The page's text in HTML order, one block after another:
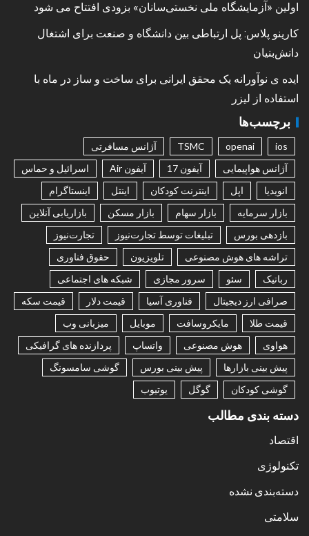
اولین «آزمایشگاه ملی نخستی‌سانان» بزودی افتتاح می شود
کارینو پلاس: پل ارتباطی بین دانشگاه و صنعت برای اشتغال
دانش‌بنیان
ایده ی نوآورانه یک محقق ایرانی برای ساخت و ساز در ماه با
استفاده از لیزر
برچسب‌ها
ios
openai
TSMC
آژانس مسافرتی
آژانس هواپیمایی
آیفون 17 آیفون Air
اسرائیل و حماس
انویدیا
اپل اینترنت کودکان اینتل
اینستاگرام
بازار سرمایه
بازار سهام بازار مسکن
بازاریابی آنلاین
بازدهی بورس
تبلیغات توسط تجارت‌نیوز
تجارت‌نیوز
تراشه های هوش مصنوعی
تلویزیون
حقوق فناوری
رباتیک
سئو سرور مجازی
شبکه های اجتماعی
صرافی ارز دیجیتال
فناوری آسیا قیمت دلار
قیمت سکه
قیمت طلا
مایکروسافت موبایل
میزبانی وب
هواوی
هوش مصنوعی واتساپ
پردازنده های گرافیکی
پیش بینی بازارها
پیش بینی بورس
گوشی سامسونگ
گوشی کودکان
گوگل یوتیوب
دسته بندی مطالب
اقتصاد
تکنولوژی
دسته‌بندی نشده
سلامتی